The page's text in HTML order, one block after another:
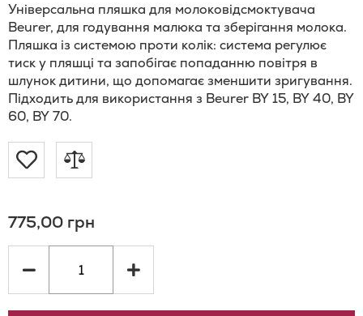
Універсальна пляшка для молоковідсмоктувача
Beurer, для годування малюка та зберігання молока.
Пляшка із системою проти колік: система регулює
тиск у пляшці та запобігає попаданню повітря в
шлунок дитини, що допомагає зменшити зригування.
Підходить для використання з Beurer BY 15, BY 40, BY
60, BY 70.
Додати
Списку
Бажань
Додати
порівняння
775,00 грн